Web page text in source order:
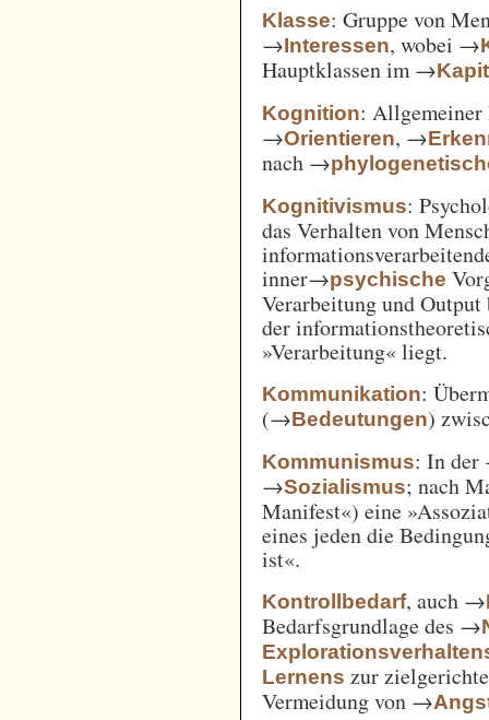
Klasse: Gruppe von
→Interessen, wobei →
Hauptklassen im →
Kognition: Allgemeiner
→Orientieren, →
nach →
Kognitivismus:
das Verhalten von
inner→psychische
Verarbeitung und
der
»Verarbeitung« liegt.
Kommunikation:
(→Bedeutungen)
Kommunismus: In
→Sozialismus; nach
Manifest«) eine
eines jeden die
ist«.
Kontrollbedarf, auch →
Bedarfsgrundlage des →
Lernens zur
Vermeidung von →